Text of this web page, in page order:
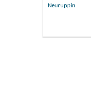
Neuruppin